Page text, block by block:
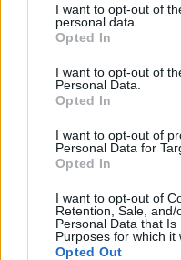
not limited to your visit or
grant or deny consent to
use your data for below
consent section.
I want to opt-out of
personal data.
Opted In
I want to opt-out of
Personal Data.
Opted In
I want to opt-out of
Personal Data for
Opted In
I want to opt-out of
Retention, Sale,
Personal Data that
Purposes for which it
Opted Out